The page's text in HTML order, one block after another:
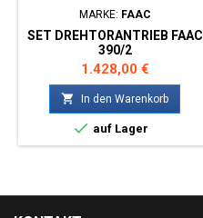
MARKE: FAAC
SET DREHTORANTRIEB FAAC
390/2
Preis
1.428,00 €
 In den Warenkorb
 auf Lager